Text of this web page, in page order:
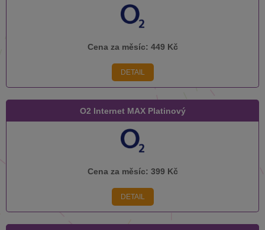
Cena za měsíc: 449 Kč
DETAIL
O2 Internet MAX Platinový
Cena za měsíc: 399 Kč
DETAIL